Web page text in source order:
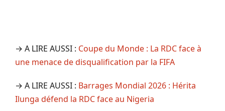
→ A LIRE AUSSI : Coupe du Monde : La RDC face à
une menace de disqualification par la FIFA
→ A LIRE AUSSI : Barrages Mondial 2026 : Hérita
Ilunga défend la RDC face au Nigeria